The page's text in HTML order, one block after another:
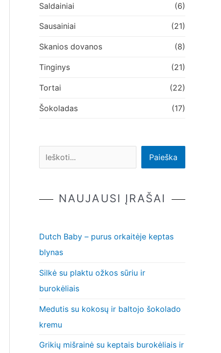
Saldainiai (6)
Sausainiai (21)
Skanios dovanos (8)
Tinginys (21)
Tortai (22)
Šokoladas (17)
Paieška
NAUJAUSI ĮRAŠAI
Dutch Baby – purus orkaitėje keptas
blynas
Silkė su plaktu ožkos sūriu ir
burokėliais
Medutis su kokosų ir baltojo šokolado
kremu
Grikių mišrainė su keptais burokėliais ir